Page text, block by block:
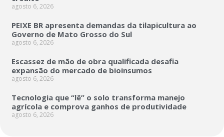
agosto 6, 2026
PEIXE BR apresenta demandas da tilapicultura ao
Governo de Mato Grosso do Sul
agosto 6, 2026
Escassez de mão de obra qualificada desafia
expansão do mercado de bioinsumos
agosto 6, 2026
Tecnologia que “lê” o solo transforma manejo
agrícola e comprova ganhos de produtividade
agosto 6, 2026